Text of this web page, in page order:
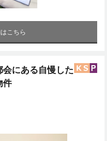
こちら
にある自慢した
件